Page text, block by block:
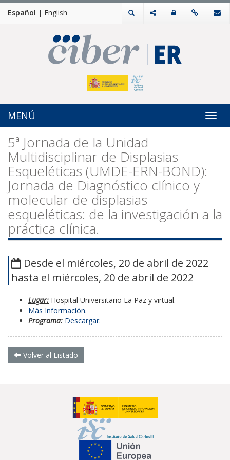
Español | English
MENÚ
5ª Jornada de la Unidad
Multidisciplinar de Displasias
Esqueléticas (UMDE-ERN-BOND):
Jornada de Diagnóstico clínico y
molecular de displasias
esqueléticas: de la investigación a la
práctica clínica.
Desde el miércoles, 20 de abril de 2022
hasta el miércoles, 20 de abril de 2022
Lugar: Hospital Universitario La Paz y virtual.
Más Información.
Programa: Descargar.
Volver al Listado